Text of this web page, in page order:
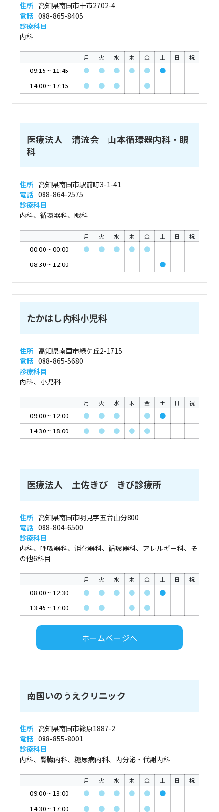
住所 高知県南国市十市2702-4
電話 088-865-8405
診療科目
内科
月 火 水 木 金 土 日 祝
09:15 ~ 11:45 ● ● ● ● ●
●
14:00~ 17:15 ● ● ● ●
医療法人 清流会 山本循環器内科・眼
科
住所 高知県南国市駅前町3-1-41
電話 088-864-2575
診療科目
内科、循環器科、眼科
月 火 水 木 金 土 日 祝
00:00~ 00:00 ● ● ● ●
●
08:30~ 12:00 ●
たかはし内科小児科
住所 高知県南国市緑ケ丘2-1715
電話 088-865-5680
診療科目
内科、小児科
月 火 水 木 金 土 日 祝
09:00~ 12:00 ● ● ● ●
●
14:30~ 18:00 ● ● ● ● ●
医療法人 土佐きび きび診療所
住所 高知県南国市明見字五台山分800
電話 088-804-6500
診療科目
内科、呼吸器科、消化器科、循環器科、アレルギー科、そ
の他6科目
月 火 水 木 金 土 日 祝
08:00~ 12:30 ● ● ● ● ●
●
13:45 ~ 17:00 ● ● ● ●
ホームページへ
南国いのうえクリニック
住所 高知県南国市篠原1887-2
電話 088-855-8001
診療科目
内科、腎臓内科、糖尿病内科、内分泌・代謝内科
月 火 水 木 金 土 日 祝
09:00~ 13:00 ● ● ● ● ●
●
14:30~ 17:00 ● ● ● ●